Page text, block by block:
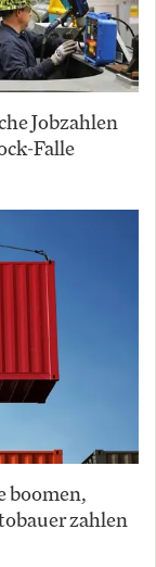
Jobzahlen
Falle
boomen,
zahlen